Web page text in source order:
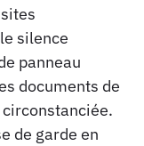
silence
panneau
documents de
de garde en